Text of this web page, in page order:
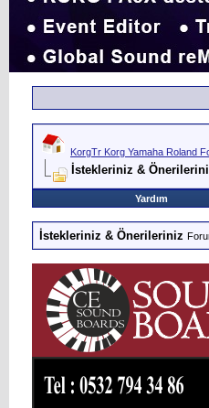
KorgTr Korg Yamaha Roland
İstekleriniz &
Yardım
İstekleriniz & Önerileriniz